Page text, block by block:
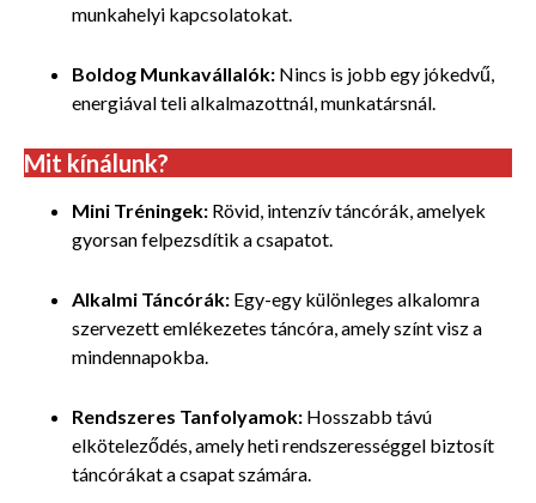
munkahelyi kapcsolatokat.
Boldog Munkavállalók: Nincs is jobb egy jókedvű,
energiával teli alkalmazottnál, munkatársnál.
Mit kínálunk?
Mini Tréningek: Rövid, intenzív táncórák, amelyek
gyorsan felpezsdítik a csapatot.
Alkalmi Táncórák: Egy-egy különleges alkalomra
szervezett emlékezetes táncóra, amely színt visz a
mindennapokba.
Rendszeres Tanfolyamok: Hosszabb távú
elköteleződés, amely heti rendszerességgel biztosít
táncórákat a csapat számára.